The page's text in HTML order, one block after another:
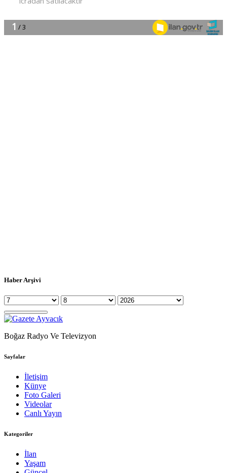
Haber Arşivi
Boğaz Radyo Ve Televizyon
Sayfalar
İletişim
Künye
Foto Galeri
Videolar
Canlı Yayın
Kategoriler
İlan
Yaşam